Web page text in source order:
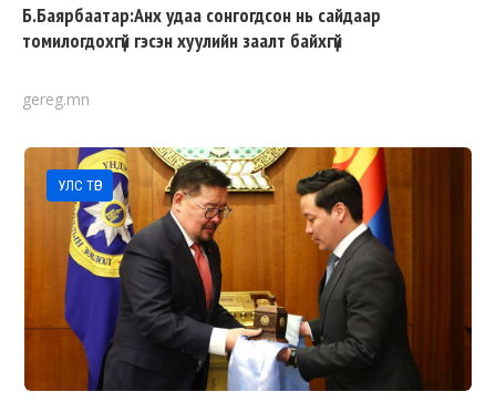
Б.Баярбаатар:Анх удаа сонгогдсон нь сайдаар
томилогдохгүй гэсэн хуулийн заалт байхгүй
gereg.mn
УЛС ТӨР